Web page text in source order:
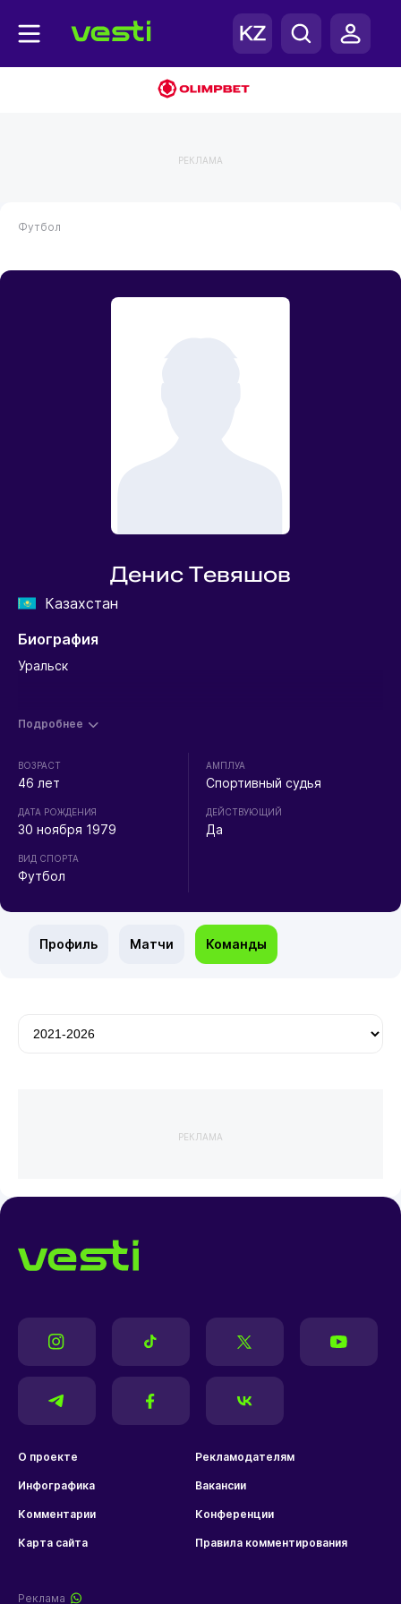
РЕКЛАМА
Футбол
Денис Тевяшов
Казахстан
Биография
Уральск
Подробнее
ВОЗРАСТ
46 лет
ДАТА РОЖДЕНИЯ
30 ноября 1979
ВИД СПОРТА
Футбол
АМПЛУА
Спортивный судья
ДЕЙСТВУЮЩИЙ
Да
Профиль Матчи Команды
РЕКЛАМА
О проекте Рекламодателям
Инфографика Вакансии
Комментарии Конференции
Карта сайта Правила комментирования
Реклама